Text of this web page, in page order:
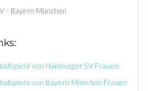
von Hamburger SV Frauen
von Bayern München Frauen